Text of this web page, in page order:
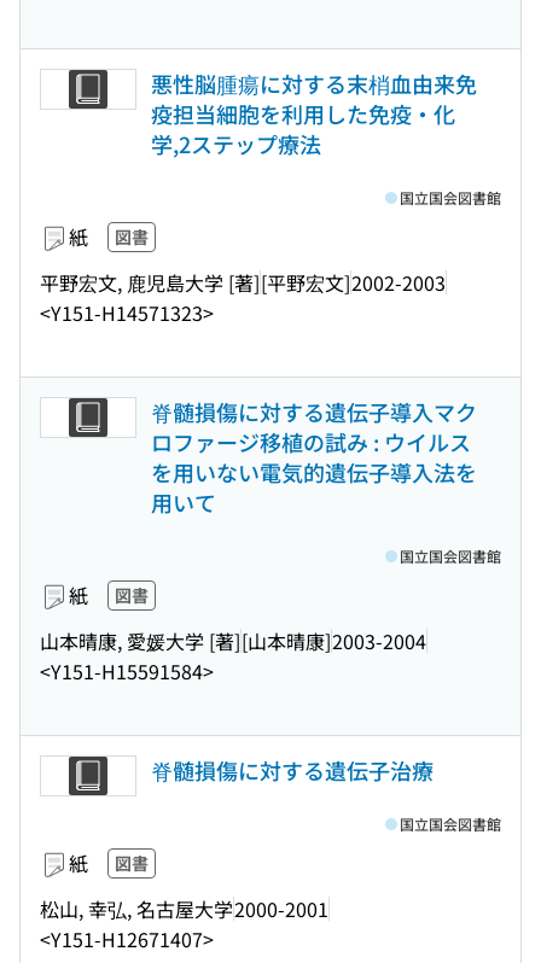
悪性脳腫瘍に対する末梢血由来免
疫担当細胞を利用した免疫・化
学,2ステップ療法
紙 図書
平野宏文, 鹿児島大学 [著][平野宏文]2002-2003
<Y151-H14571323>
国立国会図書館
脊髄損傷に対する遺伝子導入マク
ロファージ移植の試み : ウイルス
を用いない電気的遺伝子導入法を
用いて
紙 図書
山本晴康, 愛媛大学 [著][山本晴康]2003-2004
<Y151-H15591584>
国立国会図書館
脊髄損傷に対する遺伝子治療
紙 図書
松山, 幸弘, 名古屋大学2000-2001
<Y151-H12671407>
国立国会図書館